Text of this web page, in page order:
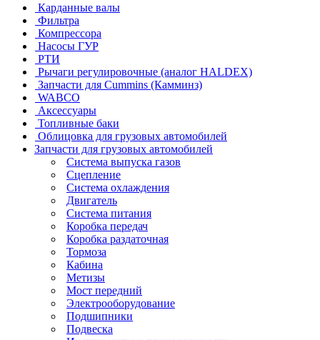
Карданные валы
Фильтра
Компрессора
Насосы ГУР
РТИ
Рычаги регулировочные (аналог HALDEX)
Запчасти для Cummins (Камминз)
WABCO
Аксессуары
Топливные баки
Облицовка для грузовых автомобилей
Запчасти для грузовых автомобилей
Система выпуска газов
Сцепление
Система охлаждения
Двигатель
Система питания
Коробка передач
Коробка раздаточная
Тормоза
Кабина
Метизы
Мост передний
Электрооборудование
Подшипники
Подвеска